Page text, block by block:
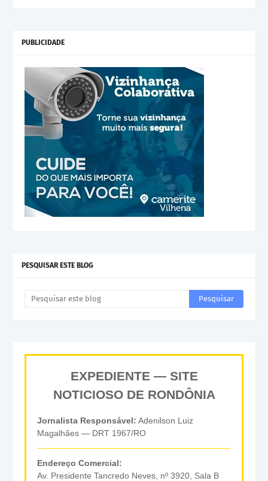
PUBLICIDADE
PESQUISAR ESTE BLOG
EXPEDIENTE — SITE
NOTICIOSO DE RONDÔNIA
Jornalista Responsável: Adenilson Luiz
Magalhães — DRT 1967/RO
Endereço Comercial:
Av. Presidente Tancredo Neves, nº 3920, Sala B